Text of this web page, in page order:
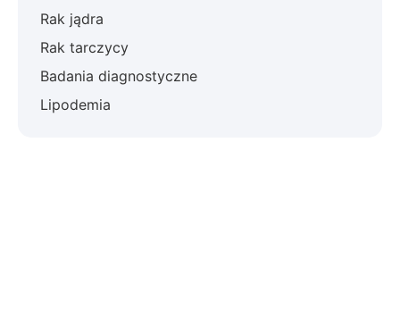
Rak jądra
Rak tarczycy
Badania diagnostyczne
Lipodemia